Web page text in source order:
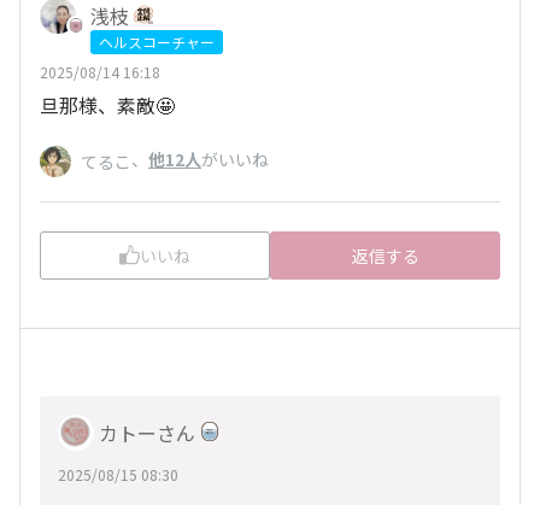
浅枝
ヘルスコーチャー
2025/08/14 16:18
旦那様、素敵🤩
てるこ 、 他12人がいいね
いいね 返信する
カトーさん
2025/08/15 08:30